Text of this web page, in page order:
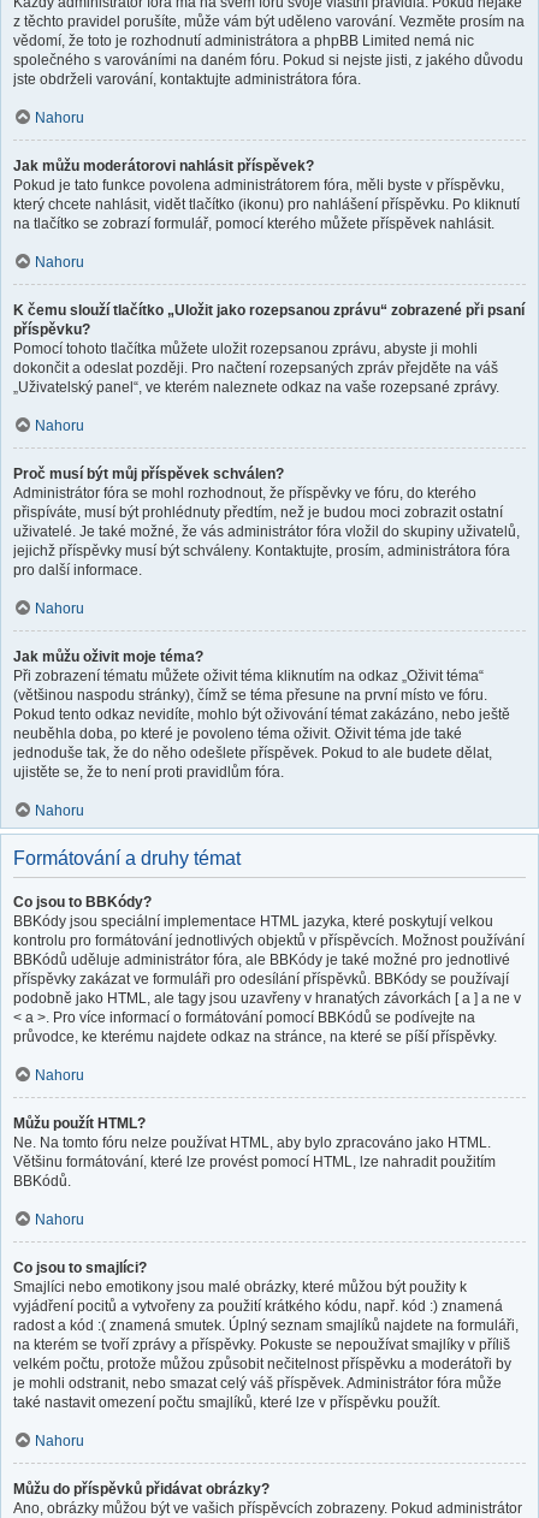
z těchto pravidel porušíte, může vám být uděleno varování. Vezměte prosím na
vědomí, že toto je rozhodnutí administrátora a phpBB Limited nemá nic
společného s varováními na daném fóru. Pokud si nejste jisti, z jakého důvodu
jste obdrželi varování, kontaktujte administrátora fóra.
Nahoru
Jak můžu moderátorovi nahlásit příspěvek?
Pokud je tato funkce povolena administrátorem fóra, měli byste v příspěvku,
který chcete nahlásit, vidět tlačítko (ikonu) pro nahlášení příspěvku. Po kliknutí
na tlačítko se zobrazí formulář, pomocí kterého můžete příspěvek nahlásit.
Nahoru
K čemu slouží tlačítko „Uložit jako rozepsanou zprávu“ zobrazené při psaní
příspěvku?
Pomocí tohoto tlačítka můžete uložit rozepsanou zprávu, abyste ji mohli
dokončit a odeslat později. Pro načtení rozepsaných zpráv přejděte na váš
„Uživatelský panel“, ve kterém naleznete odkaz na vaše rozepsané zprávy.
Nahoru
Proč musí být můj příspěvek schválen?
Administrátor fóra se mohl rozhodnout, že příspěvky ve fóru, do kterého
přispíváte, musí být prohlédnuty předtím, než je budou moci zobrazit ostatní
uživatelé. Je také možné, že vás administrátor fóra vložil do skupiny uživatelů,
jejichž příspěvky musí být schváleny. Kontaktujte, prosím, administrátora fóra
pro další informace.
Nahoru
Jak můžu oživit moje téma?
Při zobrazení tématu můžete oživit téma kliknutím na odkaz „Oživit téma“
(většinou naspodu stránky), čímž se téma přesune na první místo ve fóru.
Pokud tento odkaz nevidíte, mohlo být oživování témat zakázáno, nebo ještě
neuběhla doba, po které je povoleno téma oživit. Oživit téma jde také
jednoduše tak, že do něho odešlete příspěvek. Pokud to ale budete dělat,
ujistěte se, že to není proti pravidlům fóra.
Nahoru
Formátování a druhy témat
Co jsou to BBKódy?
BBKódy jsou speciální implementace HTML jazyka, které poskytují velkou
kontrolu pro formátování jednotlivých objektů v příspěvcích. Možnost používání
BBKódů uděluje administrátor fóra, ale BBKódy je také možné pro jednotlivé
příspěvky zakázat ve formuláři pro odesílání příspěvků. BBKódy se používají
podobně jako HTML, ale tagy jsou uzavřeny v hranatých závorkách [ a ] a ne v
< a >. Pro více informací o formátování pomocí BBKódů se podívejte na
průvodce, ke kterému najdete odkaz na stránce, na které se píší příspěvky.
Nahoru
Můžu použít HTML?
Ne. Na tomto fóru nelze používat HTML, aby bylo zpracováno jako HTML.
Většinu formátování, které lze provést pomocí HTML, lze nahradit použitím
BBKódů.
Nahoru
Co jsou to smajlíci?
Smajlíci nebo emotikony jsou malé obrázky, které můžou být použity k
vyjádření pocitů a vytvořeny za použití krátkého kódu, např. kód :) znamená
radost a kód :( znamená smutek. Úplný seznam smajlíků najdete na formuláři,
na kterém se tvoří zprávy a příspěvky. Pokuste se nepoužívat smajlíky v příliš
velkém počtu, protože můžou způsobit nečitelnost příspěvku a moderátoři by
je mohli odstranit, nebo smazat celý váš příspěvek. Administrátor fóra může
také nastavit omezení počtu smajlíků, které lze v příspěvku použít.
Nahoru
Můžu do příspěvků přidávat obrázky?
Ano, obrázky můžou být ve vašich příspěvcích zobrazeny. Pokud administrátor